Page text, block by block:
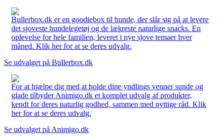
Bullerbox.dk er en goodiebox til hunde, der slår sig på at levere
det sjoveste hundelegetøj og de lækreste naturlige snacks. En
oplevelse for hele familien, leveret i nye sjove temaer hver
måned. Klik her for at se deres udvalg.
Se udvalget på Bullerbox.dk
For at hjælpe dig med at holde dine yndlings venner sunde og
glade tilbyder Animigo.dk et komplet udvalg af produkter,
kendt for deres naturlig godhed, sammen med nyttige råd. Klik
her for at se deres udvalg.
Se udvalget på Animigo.dk